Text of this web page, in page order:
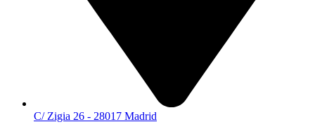
C/ Zigia 26 - 28017 Madrid